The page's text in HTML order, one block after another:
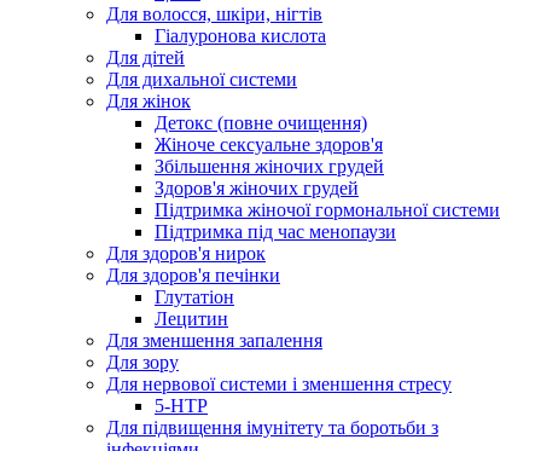
Для волосся, шкіри, нігтів
Гіалуронова кислота
Для дітей
Для дихальної системи
Для жінок
Детокс (повне очищення)
Жіноче сексуальне здоров'я
Збільшення жіночих грудей
Здоров'я жіночих грудей
Підтримка жіночої гормональної системи
Підтримка під час менопаузи
Для здоров'я нирок
Для здоров'я печінки
Глутатіон
Лецитин
Для зменшення запалення
Для зору
Для нервової системи і зменшення стресу
5-HTP
Для підвищення імунітету та боротьби з